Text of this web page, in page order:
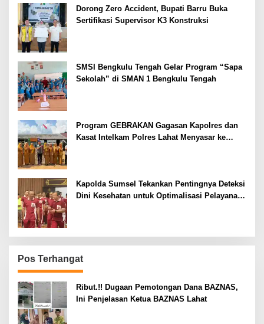
Dorong Zero Accident, Bupati Barru Buka
Sertifikasi Supervisor K3 Konstruksi
SMSI Bengkulu Tengah Gelar Program “Sapa
Sekolah” di SMAN 1 Bengkulu Tengah
Program GEBRAKAN Gagasan Kapolres dan
Kasat Intelkam Polres Lahat Menyasar ke
Kapolda Sumsel Tekankan Pentingnya Deteksi
Dini Kesehatan untuk Optimalisasi Pelayanan
Pos Terhangat
Ribut.!! Dugaan Pemotongan Dana BAZNAS,
Ini Penjelasan Ketua BAZNAS Lahat